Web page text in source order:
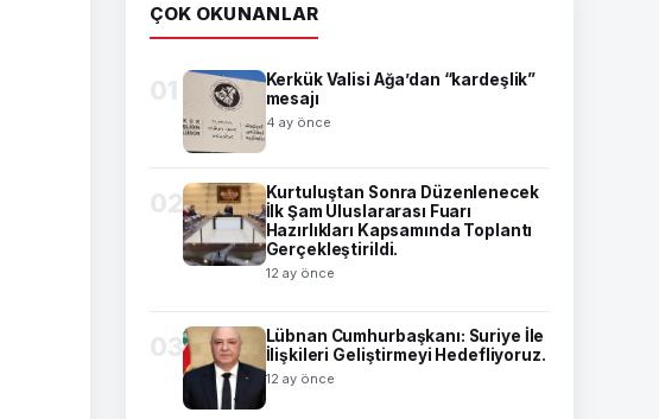
ÇOK OKUNANLAR
01
Kerkük Valisi Ağa’dan “kardeşlik”
mesajı
4 ay önce
02
Kurtuluştan Sonra Düzenlenecek
İlk Şam Uluslararası Fuarı
Hazırlıkları Kapsamında Toplantı
Gerçekleştirildi.
12 ay önce
03
Lübnan Cumhurbaşkanı: Suriye İle
İlişkileri Geliştirmeyi Hedefliyoruz.
12 ay önce